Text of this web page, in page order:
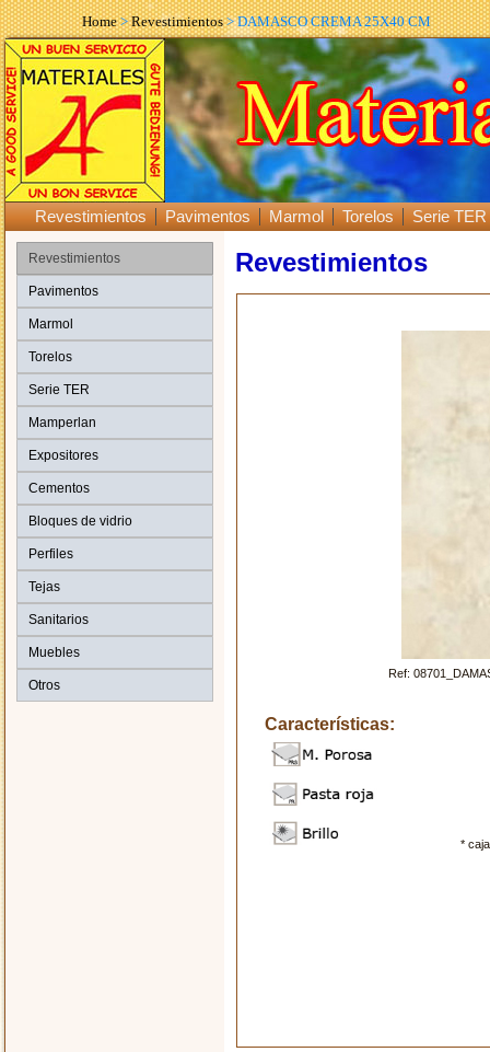
Home>Revestimientos> DAMASCO CREMA 25X40 CM
Revestimientos Pavimentos Marmol Torelos Serie TER
Revestimientos
Pavimentos
Marmol
Torelos
Serie TER
Mamperlan
Expositores
Cementos
Bloques de vidrio
Perfiles
Tejas
Sanitarios
Muebles
Otros
Revestimientos
Ref:
Características:
*